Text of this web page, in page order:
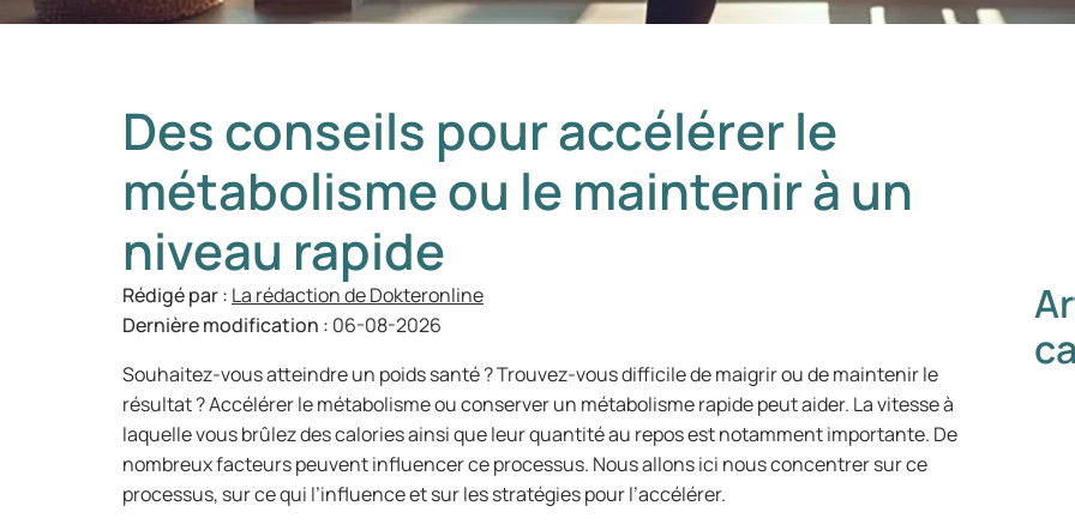
Des conseils pour accélérer le
métabolisme ou le maintenir à un
niveau rapide
Rédigé par : La rédaction de Dokteronline
Dernière modification : 06-08-2026
Souhaitez-vous atteindre un poids santé ? Trouvez-vous difficile de maigrir ou de maintenir le
résultat ? Accélérer le métabolisme ou conserver un métabolisme rapide peut aider. La vitesse à
laquelle vous brûlez des calories ainsi que leur quantité au repos est notamment importante. De
nombreux facteurs peuvent influencer ce processus. Nous allons ici nous concentrer sur ce
processus, sur ce qui l’influence et sur les stratégies pour l’accélérer.